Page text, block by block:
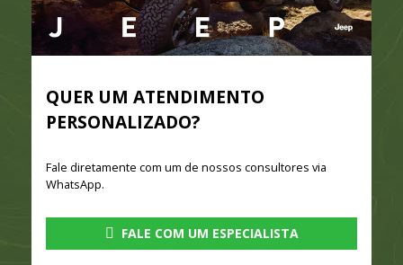
QUER UM ATENDIMENTO
PERSONALIZADO?
Fale diretamente com um de nossos consultores via
WhatsApp.
FALE COM UM ESPECIALISTA